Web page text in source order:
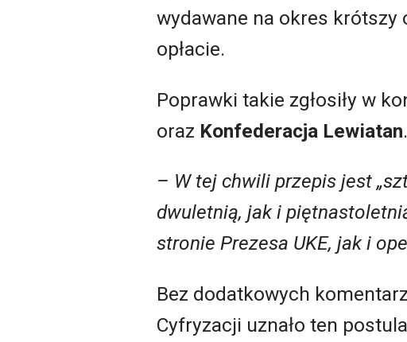
wydawane na okres
opłacie.
Poprawki takie zgłosiły w
oraz Konfederacja Lewiatan.
– W tej chwili przepis jest
dwuletnią, jak i
stronie Prezesa UKE, jak i
Bez dodatkowych
Cyfryzacji uznało ten